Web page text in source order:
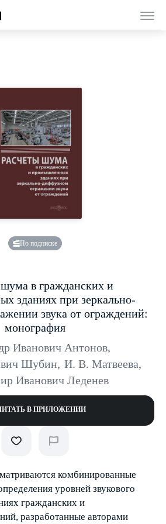
По подписке
в гражданских и
зданиях при зеркально-
звука от ограждений:
монография
Иванович Антонов,
Шубин, И. В. Матвеева,
Иванович Леденев
В ПРИЛОЖЕНИИ
комбинированные
уровней звукового
гражданских и
разработанные авторами